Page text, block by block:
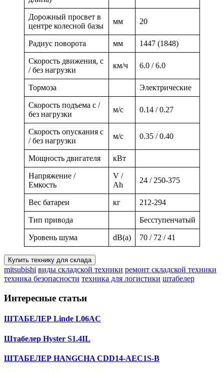
Дорожный просвет в
центре колесной базы
мм 20
Радиус поворота мм 1447 (1848)
Скорость движения, с
/ без нагрузки
км/ч 6.0 / 6.0
Тормоза Электрические
Скорость подъема с /
без нагрузки
м/с 0.14 / 0.27
Скорость опускания с
/ без нагрузки
м/с 0.35 / 0.40
Мощность двигателя кВт
Напряжение /
Емкость
V /
Ah
24 / 250-375
Вес батареи кг 212-294
Тип привода Бесступенчатый
Уровень шума dB(a) 70 / 72 / 41
Купить технику для склада
mitsubishi виды складской техники ремонт складской техники
техника безопасности техника для логистики штабелер
Интересные статьи
ШТАБЕЛЕР Linde L06AC
Штабелер Hyster S1.4IL
ШТАБЕЛЕР HANGCHA CDD14-AEC1S-B